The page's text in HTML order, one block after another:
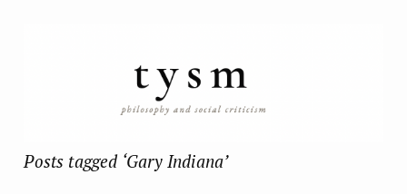
Posts tagged ‘Gary Indiana’